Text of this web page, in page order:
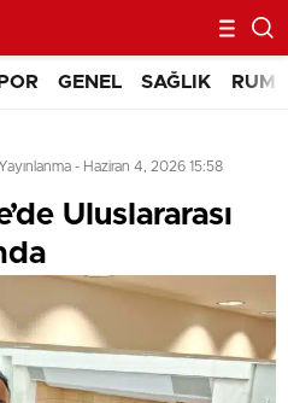
GENEL SAĞLIK RUM
Yayınlanma - Haziran 4, 2026 15:58
Uluslararası